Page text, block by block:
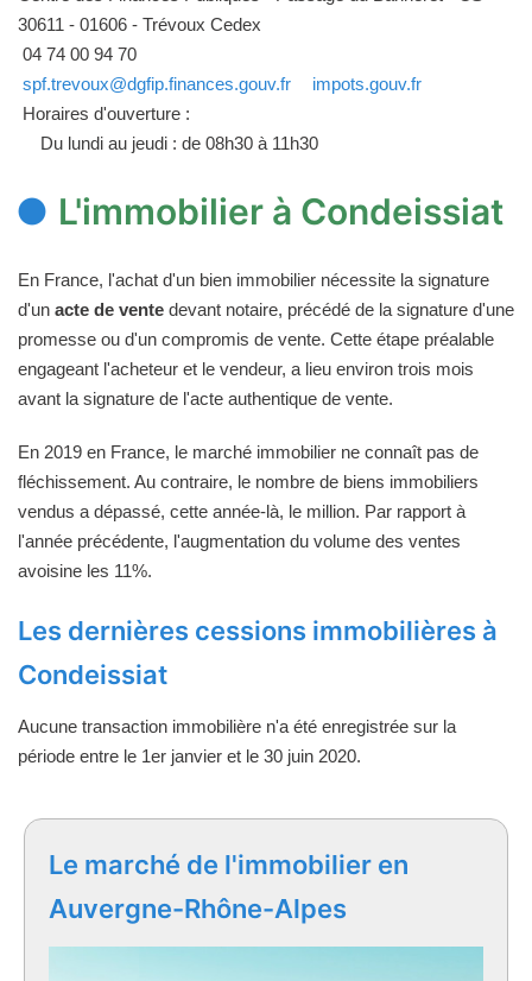
30611 - 01606 - Trévoux Cedex
04 74 00 94 70
spf.trevoux@dgfip.finances.gouv.fr
impots.gouv.fr
Horaires d'ouverture :
Du lundi au jeudi : de 08h30 à 11h30
L'immobilier à Condeissiat
En France, l'achat d'un bien immobilier nécessite la signature
d'un acte de vente devant notaire, précédé de la signature d'une
promesse ou d'un compromis de vente. Cette étape préalable
engageant l'acheteur et le vendeur, a lieu environ trois mois
avant la signature de l'acte authentique de vente.
En 2019 en France, le marché immobilier ne connaît pas de
fléchissement. Au contraire, le nombre de biens immobiliers
vendus a dépassé, cette année-là, le million. Par rapport à
l'année précédente, l'augmentation du volume des ventes
avoisine les 11%.
Les dernières cessions immobilières à
Condeissiat
Aucune transaction immobilière n'a été enregistrée sur la
période entre le 1er janvier et le 30 juin 2020.
Le marché de l'immobilier en
Auvergne-Rhône-Alpes